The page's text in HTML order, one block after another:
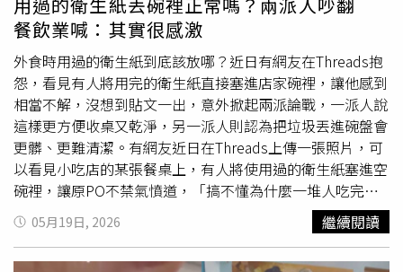
害物質。即便業者每日添加新油稀釋，長期累積下來的劣變
產物依舊無法完全消除，消費者在追求老字號美味的同時，
仍需拿捏健康風險。
餐飲業喊：其實很感激
外食時用過的衛生紙到底該放哪？近日有網友在Threads抱
怨，看見有人將用完的衛生紙直接塞進店家碗裡，讓他感到
相當不解，沒想到貼文一出，意外掀起兩派論戰，一派人說
這樣更方便收桌又乾淨，另一派人則認為把垃圾丟進碗盤會
更髒、更難清潔。有網友近日在Threads上傳一張照片，可
以看見小吃店的某張餐桌上，有人將使用過的衛生紙塞進空
碗裡，讓原PO不禁氣憤道，「搞不懂為什麼一堆人吃完東
西都喜歡把用過的衛生紙放到店家碗盤裡？如果你在家請朋
友吃完飯，他把擦完嘴巴甚至擤過鼻涕的衛生紙放你的碗
裡，你會怎樣？」貼文曝光後，吸引超過188萬次瀏覽，並
05月19日, 2026 繼續閱讀